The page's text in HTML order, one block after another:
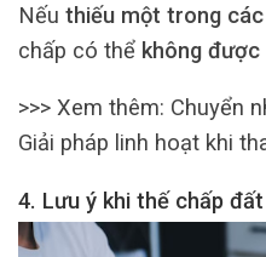
Nếu thiếu một trong
chấp có thể không được
>>> Xem thêm: Chuyển
Giải pháp linh hoạt khi
4. Lưu ý khi thế chấp